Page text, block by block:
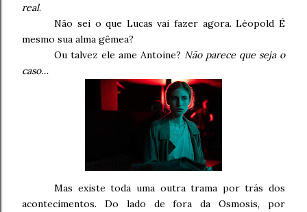
real.
Não sei o que Lucas vai fazer agora. Léopold É
mesmo sua alma gêmea?
Ou talvez ele ame Antoine? Não parece que seja o
caso…
Mas existe toda uma outra trama por trás dos
acontecimentos. Do lado de fora da Osmosis, por